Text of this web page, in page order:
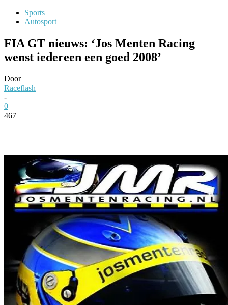
Sports
Autosport
FIA GT nieuws: ‘Jos Menten Racing
wenst iedereen een goed 2008’
Door
Raceflash
-
0
467